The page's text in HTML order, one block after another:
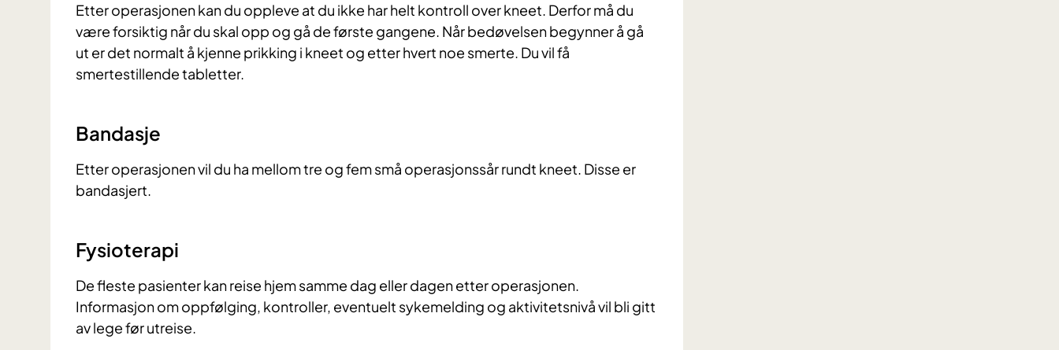
Etter operasjonen kan du oppleve at du ikke har helt kontroll over kneet. Derfor må du
være forsiktig når du skal opp og gå de første gangene. Når bedøvelsen begynner å gå
ut er det normalt å kjenne prikking i kneet og etter hvert noe smerte. Du vil få
smertestillende tabletter.
Bandasje
Etter operasjonen vil du ha mellom tre og fem små operasjonssår rundt kneet. Disse er
bandasjert.
Fysioterapi
De fleste pasienter kan reise hjem samme dag eller dagen etter operasjonen.
Informasjon om oppfølging, kontroller, eventuelt sykemelding og aktivitetsnivå vil bli gitt
av lege før utreise.